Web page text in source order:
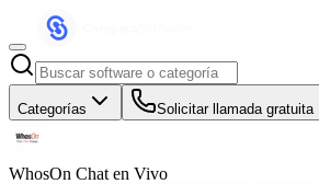
Categorías Solicitar llamada gratuita
WhosOn Chat en Vivo